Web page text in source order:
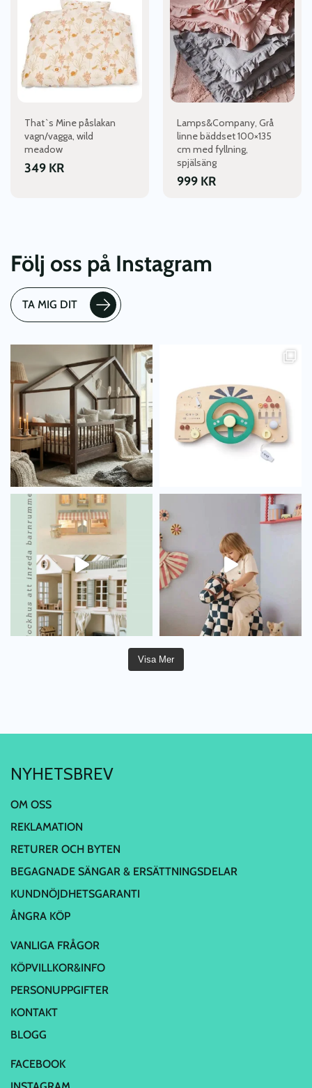
That`s Mine påslakan
vagn/vagga, wild
meadow
349 KR
Lamps&Company, Grå
linne bäddset 100×135
cm med fyllning,
spjälsäng
999 KR
Följ oss på Instagram
TA MIG DIT
Visa Mer
NYHETSBREV
OM OSS
REKLAMATION
RETURER OCH BYTEN
BEGAGNADE SÄNGAR & ERSÄTTNINGSDELAR
KUNDNÖJDHETSGARANTI
ÅNGRA KÖP
VANLIGA FRÅGOR
KÖPVILLKOR&INFO
PERSONUPPGIFTER
KONTAKT
BLOGG
FACEBOOK